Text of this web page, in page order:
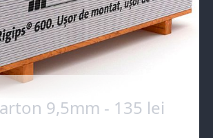
9,5mm - 135 lei